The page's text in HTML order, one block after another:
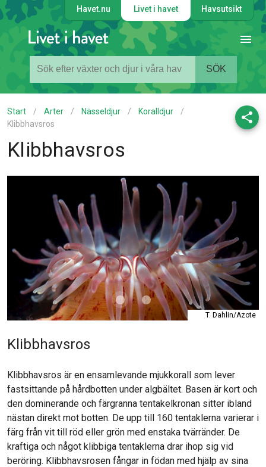
Havet.nu Livet i havet Havsutsikt
SÖK
Start / Arter / Nässeldjur / Koralldjur
/
Klibbhavsros
Klibbhavsros
T. Dahlin/Azote
Klibbhavsros
Klibbhavsros är en ensamlevande mjukkorall som lever
fastsittande på hårdbotten under algbältet. Basen är kort och
den dominerande och färgranna tentakelkronan sitter ibland
nästan direkt mot botten. De upp till 160 tentaklerna varierar i
färg från vit till röd eller grön med enstaka tvärränder. De
kraftiga och något klibbiga tentaklerna drar ihop sig vid
beröring. Klibbhavsrosen fångar in födan med hjälp av sina